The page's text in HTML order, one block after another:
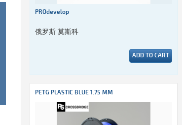
PROdevelop
俄罗斯 莫斯科
ADD TO CART
PETG PLASTIC BLUE 1.75 MM